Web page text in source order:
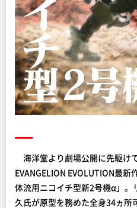
海洋堂より劇場公開に先駆け
EVANGELION EVOLUTION最
体流用ニコイチ型新2号機α」
久氏が原型を務めた全身34ヵ所